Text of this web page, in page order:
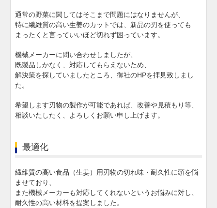
通常の野菜に関してはそこまで問題にはなりませんが、
特に繊維質の高い生姜のカットでは、新品の刃を使っても
まったくと言っていいほど切れず困っています。
機械メーカーに問い合わせしましたが、
既製品しかなく、対応してもらえないため、
解決策を探していましたところ、御社のHPを拝見致しまし
た。
希望します刃物の製作が可能であれば、改善や見積もり等、
相談いたしたく、よろしくお願い申し上げます。
最適化
繊維質の高い食品（生姜）用刃物の切れ味・耐久性に頭を悩
ませており、
また機械メーカーも対応してくれないというお悩みに対し、
耐久性の高い材料を提案しました。